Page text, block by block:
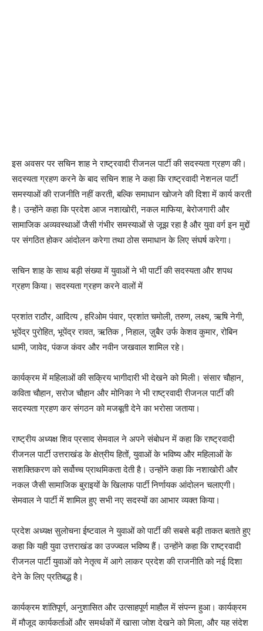
इस अवसर पर सचिन शाह ने राष्ट्रवादी रीजनल पार्टी की सदस्यता ग्रहण की।
सदस्यता ग्रहण करने के बाद सचिन शाह ने कहा कि राष्ट्रवादी नेशनल पार्टी
समस्याओं की राजनीति नहीं करती, बल्कि समाधान खोजने की दिशा में कार्य करती
है। उन्होंने कहा कि प्रदेश आज नशाखोरी, नकल माफिया, बेरोजगारी और
सामाजिक अव्यवस्थाओं जैसी गंभीर समस्याओं से जूझ रहा है और युवा वर्ग इन मुद्दों
पर संगठित होकर आंदोलन करेगा तथा ठोस समाधान के लिए संघर्ष करेगा।
सचिन शाह के साथ बड़ी संख्या में युवाओं ने भी पार्टी की सदस्यता और शपथ
ग्रहण किया। सदस्यता ग्रहण करने वालों में
प्रशांत राठौर, आदित्य , हरिओम पंवार, प्रशांत चमोली, तरुण, लक्ष्य, ऋषि नेगी,
भूपेंद्र पुरोहित, भूपेंद्र रावत, ऋतिक , निहाल, ज़ुबैर उर्फ केशव कुमार, रोबिन
धामी, जावेद, पंकज कंवर और नवीन जखवाल शामिल रहे।
कार्यक्रम में महिलाओं की सक्रिय भागीदारी भी देखने को मिली। संसार चौहान,
कविता चौहान, सरोज चौहान और मोनिका ने भी राष्ट्रवादी रीजनल पार्टी की
सदस्यता ग्रहण कर संगठन को मजबूती देने का भरोसा जताया।
राष्ट्रीय अध्यक्ष शिव प्रसाद सेमवाल ने अपने संबोधन में कहा कि राष्ट्रवादी
रीजनल पार्टी उत्तराखंड के क्षेत्रीय हितों, युवाओं के भविष्य और महिलाओं के
सशक्तिकरण को सर्वोच्च प्राथमिकता देती है। उन्होंने कहा कि नशाखोरी और
नकल जैसी सामाजिक बुराइयों के खिलाफ पार्टी निर्णायक आंदोलन चलाएगी।
सेमवाल ने पार्टी में शामिल हुए सभी नए सदस्यों का आभार व्यक्त किया।
प्रदेश अध्यक्ष सुलोचना ईष्टवाल ने युवाओं को पार्टी की सबसे बड़ी ताकत बताते हुए
कहा कि यही युवा उत्तराखंड का उज्ज्वल भविष्य हैं। उन्होंने कहा कि राष्ट्रवादी
रीजनल पार्टी युवाओं को नेतृत्व में आगे लाकर प्रदेश की राजनीति को नई दिशा
देने के लिए प्रतिबद्ध है।
कार्यक्रम शांतिपूर्ण, अनुशासित और उत्साहपूर्ण माहौल में संपन्न हुआ। कार्यक्रम
में मौजूद कार्यकर्ताओं और समर्थकों में खासा जोश देखने को मिला, और यह संदेश